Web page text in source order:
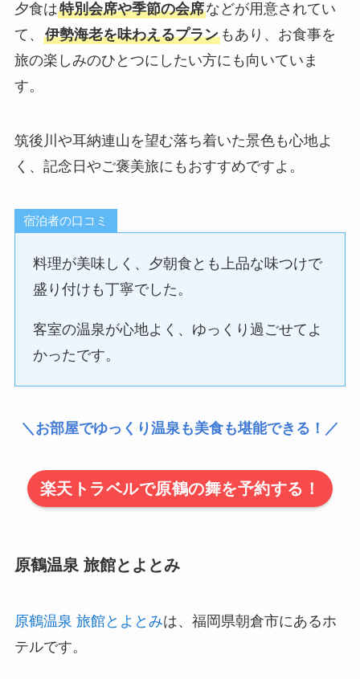
夕食は特別会席や季節の会席などが用意されてい
て、 伊勢海老を味わえるプランもあり、お食事を
旅の楽しみのひとつにしたい方にも向いていま
す。
筑後川や耳納連山を望む落ち着いた景色も心地よ
く、記念日やご褒美旅にもおすすめですよ。
宿泊者の口コミ
料理が美味しく、夕朝食とも上品な味つけで
盛り付けも丁寧でした。
客室の温泉が心地よく、ゆっくり過ごせてよ
かったです。
＼お部屋でゆっくり温泉も美食も堪能できる！／
楽天トラベルで原鶴の舞を予約する！
原鶴温泉 旅館とよとみ
原鶴温泉 旅館とよとみは、福岡県朝倉市にあるホ
テルです。